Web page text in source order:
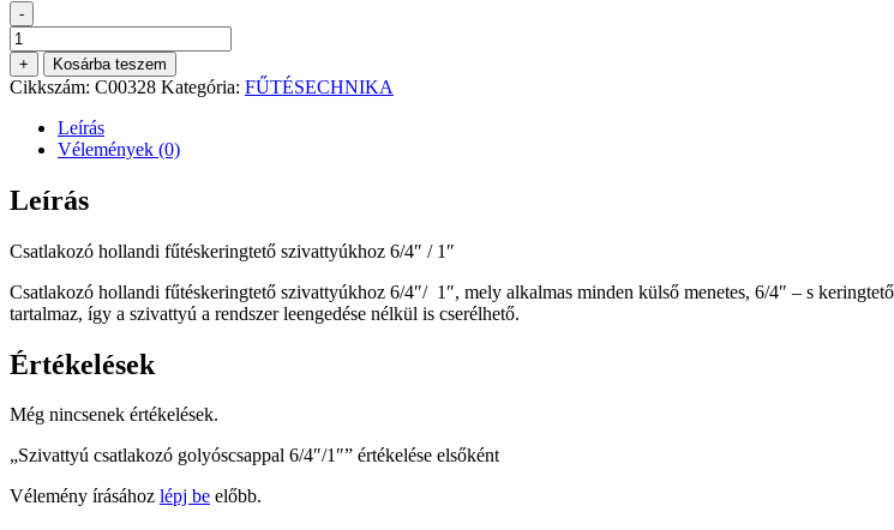
-
Szivattyú
csatlakozó
golyóscsappal
6/4"/1"
mennyiség
+ Kosárba teszem
Cikkszám: C00328 Kategória: FŰTÉSECHNIKA
Leírás
Vélemények (0)
Leírás
Csatlakozó hollandi fűtéskeringtető szivattyúkhoz 6/4″ / 1″
Csatlakozó hollandi fűtéskeringtető szivattyúkhoz 6/4″/ 1″, mely alkalmas minden külső menetes, 6/4″ – s
tartalmaz, így a szivattyú a rendszer leengedése nélkül is cserélhető.
Értékelések
Még nincsenek értékelések.
„Szivattyú csatlakozó golyóscsappal 6/4″/1″” értékelése elsőként
Vélemény írásához lépj be előbb.